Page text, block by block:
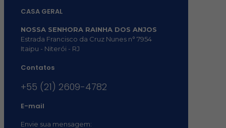
CASA GERAL
NOSSA SENHORA RAINHA DOS ANJOS
Estrada Francisco da Cruz Nunes n° 7954
Itaipu - Niterói - RJ
Contatos
+55 (21) 2609-4782
E-mail
Envie sua mensagem: